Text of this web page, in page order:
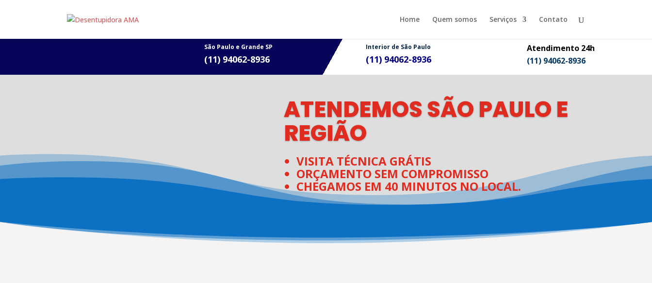
Home Quem somos Serviços Contato
São Paulo e Grande SP
(11) 94062-8936
Interior de São Paulo
(11) 94062-8936
Atendimento 24h
(11) 94062-8936
ATENDEMOS SÃO PAULO E
REGIÃO
VISITA TÉCNICA GRÁTIS
ORÇAMENTO SEM COMPROMISSO
CHEGAMOS EM 40 MINUTOS NO LOCAL.